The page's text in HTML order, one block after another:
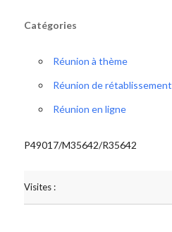
Catégories
Réunion à thème
Réunion de rétablissement
Réunion en ligne
P49017/M35642/R35642
Visites :